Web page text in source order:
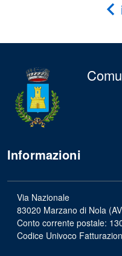
Informazioni
Via Nazionale
83020 Marzano di Nola
Conto corrente postale:
Codice Univoco